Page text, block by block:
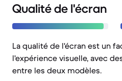
Qualité de l'écran
La qualité de l'écran est un
l'expérience visuelle, avec
entre les deux modèles.